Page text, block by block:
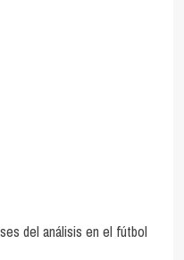
del análisis en el fútbol